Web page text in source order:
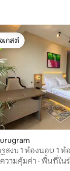
18 รีวิว
สต์ที่สุด
เกสต์
งบ 1 ห้องนอน 1 ห้อ
โต๊ะทำงาน สวนสา
ความคุ้มค่า · พื้นที่ใน